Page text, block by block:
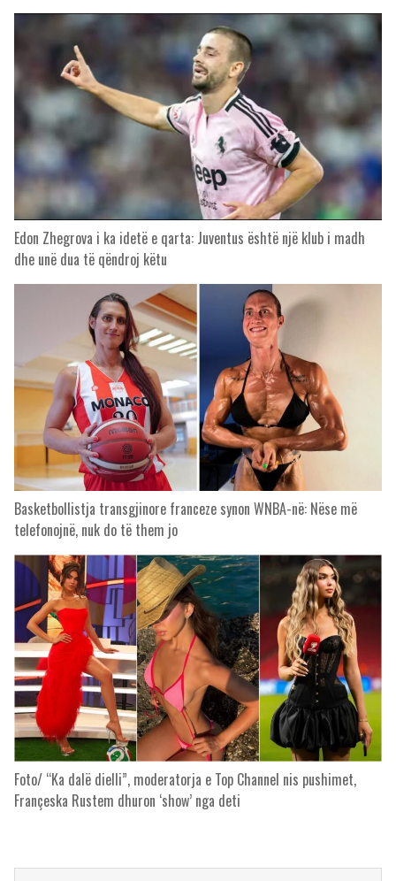
Edon Zhegrova i ka idetë e qarta: Juventus është një klub i madh
dhe unë dua të qëndroj këtu
Basketbollistja transgjinore franceze synon WNBA-në: Nëse më
telefonojnë, nuk do të them jo
Foto/ “Ka dalë dielli”, moderatorja e Top Channel nis pushimet,
Françeska Rustem dhuron ‘show’ nga deti